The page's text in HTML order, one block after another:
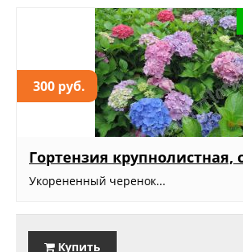
300 руб.
Гортензия крупнолистная,
Укорененный черенок...
Купить